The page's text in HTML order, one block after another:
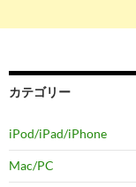
カテゴリー
iPod/iPad/iPhone
Mac/PC